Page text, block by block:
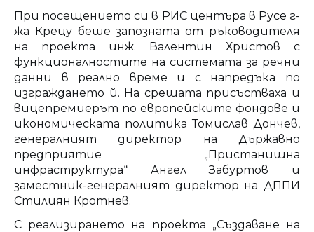
При посещението си в РИС центъра в Русе г-
жа Крецу беше запозната от ръководителя
на проекта инж. Валентин Христов с
функционалностите на системата за речни
данни в реално време и с напредъка по
изграждането й. На срещата присъстваха и
вицепремиерът по европейските фондове и
икономическата политика Томислав Дончев,
генералният директор на Държавно
предприятие „Пристанищна
инфраструктура“ Ангел Забуртов и
заместник-генералният директор на ДППИ
Стилиян Кротнев.
С реализирането на проекта „Създаване на